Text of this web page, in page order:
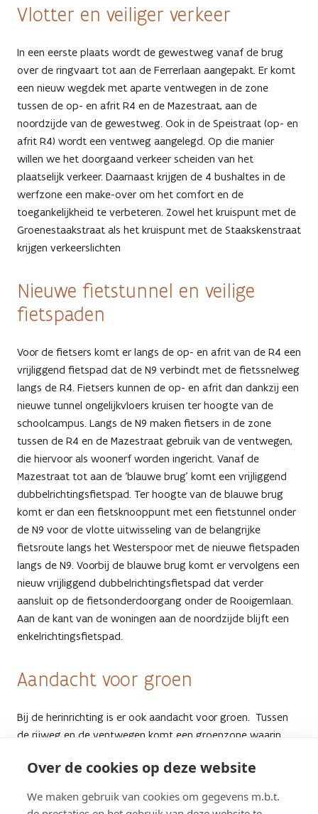
Over de cookies op deze website
We maken gebruik van cookies om gegevens m.b.t.
Vlotter en veiliger verkeer
In een eerste plaats wordt de gewestweg vanaf de brug
over de ringvaart tot aan de Ferrerlaan aangepakt. Er komt
een nieuw wegdek met aparte ventwegen in de zone
tussen de op- en afrit R4 en de Mazestraat, aan de
noordzijde van de gewestweg. Ook in de Speistraat (op- en
afrit R4) wordt een ventweg aangelegd. Op die manier
willen we het doorgaand verkeer scheiden van het
plaatselijk verkeer. Daarnaast krijgen de 4 bushaltes in de
werfzone een make-over om het comfort en de
toegankelijkheid te verbeteren. Zowel het kruispunt met de
Groenestaakstraat als het kruispunt met de Staakskenstraat
krijgen verkeerslichten
Nieuwe fietstunnel en veilige
fietspaden
Voor de fietsers komt er langs de op- en afrit van de R4 een
vrijliggend fietspad dat de N9 verbindt met de fietssnelweg
langs de R4. Fietsers kunnen de op- en afrit dan dankzij een
nieuwe tunnel ongelijkvloers kruisen ter hoogte van de
schoolcampus. Langs de N9 maken fietsers in de zone
tussen de R4 en de Mazestraat gebruik van de ventwegen,
die hiervoor als woonerf worden ingericht. Vanaf de
Mazestraat tot aan de ‘blauwe brug’ komt een vrijliggend
dubbelrichtingsfietspad. Ter hoogte van de blauwe brug
komt er dan een fietsknooppunt met een fietstunnel onder
de N9 voor de vlotte uitwisseling van de belangrijke
fietsroute langs het Westerspoor met de nieuwe fietspaden
langs de N9. Voorbij de blauwe brug komt er vervolgens een
nieuw vrijliggend dubbelrichtingsfietspad dat verder
aansluit op de fietsonderdoorgang onder de Rooigemlaan.
Aan de kant van de woningen aan de noordzijde blijft een
enkelrichtingsfietspad.
Aandacht voor groen
Bij de herinrichting is er ook aandacht voor groen. Tussen
de rijweg en de ventwegen komt een groenzone waarin
voor de infiltratie van regenwater. Bij nieuwe projecten
het regenwater immers maximaal ter plaatse in de grond